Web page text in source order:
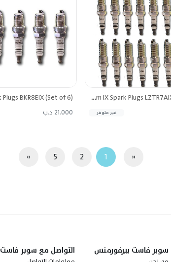
NGK Iridium IX Spark Plugs LZTR7AIX-13 (Set of 16)
غير متوفر 21.000 د.ب
«
1
2
5
»
سوبر فاست بيرفورمنس التواصل مع سوبر فاست